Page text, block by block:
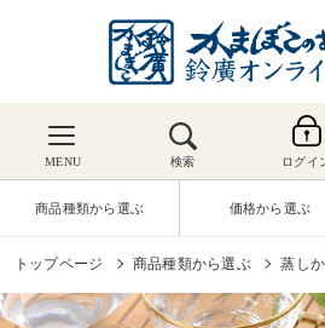
MENU 検索 ログイ
商品種類から選ぶ 価格から選ぶ
トップページ 商品種類から選ぶ 蒸し